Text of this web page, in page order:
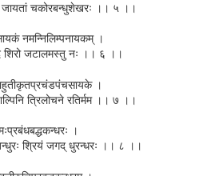
जायतां चकोरबन्धुशेखरः ।। ५ ।।
नमन्निलिम्पनायकम् ।
शिरो जटालमस्तु नः ।। ६ ।।
।
त्रिलोचने रतिर्मम ।। ७ ।।
।
श्रियं जगद् धुरन्धरः ।। ८ ।।